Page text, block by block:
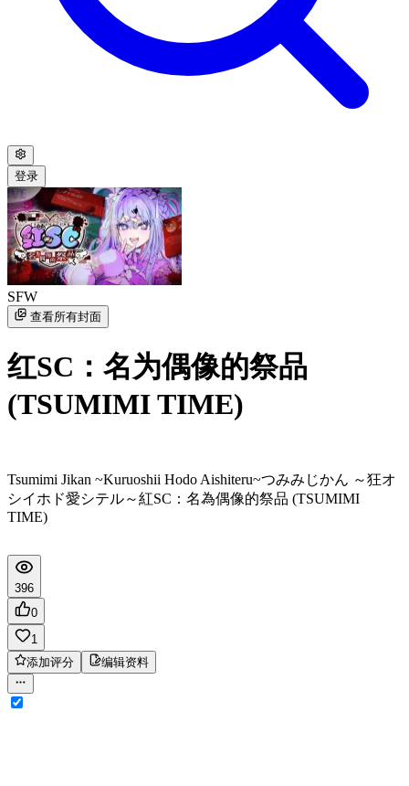
登录
SFW
查看所有封面
红SC：名为偶像的祭品
(TSUMIMI TIME)
Tsumimi Jikan ~Kuruoshii Hodo Aishiteru~つみみじかん ～狂オ
シイホド愛シテル～紅SC：名為偶像的祭品 (TSUMIMI
TIME)
396
0
1
添加评分
编辑资料